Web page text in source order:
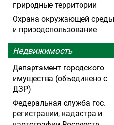
природные территории
Охрана окружающей среды
и природопользование
Недвижимость
Департамент городского
имущества (объединено с
ДЗР)
Федеральная служба гос.
регистрации, кадастра и